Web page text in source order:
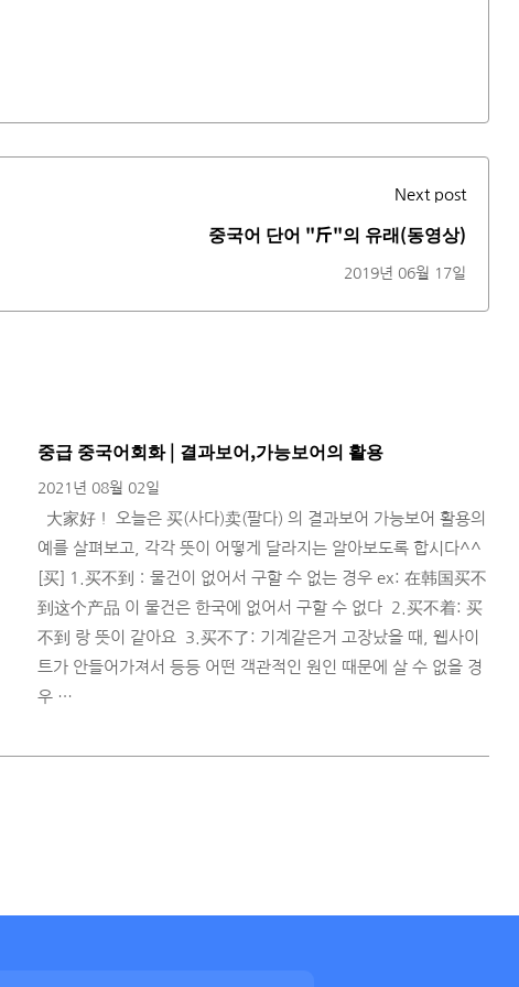
Next post
중국어 단어 "斤"의 유래(동영상)
2019년 06월 17일
중급 중국어회화 | 결과보어,가능보어의 활용
2021년 08월 02일
大家好！ 오늘은 买(사다)卖(팔다) 의 결과보어 가능보어 활용의
예를 살펴보고, 각각 뜻이 어떻게 달라지는 알아보도록 합시다^^ ​
[买] 1.买不到：물건이 없어서 구할 수 없는 경우 ex: 在韩国买不
到这个产品 이 물건은 한국에 없어서 구할 수 없다 ​ 2.买不着: 买
不到 랑 뜻이 같아요 ​ 3.买不了: 기계같은거 고장났을 때, 웹사이
트가 안들어가져서 등등 어떤 객관적인 원인 때문에 살 수 없을 경
우 …